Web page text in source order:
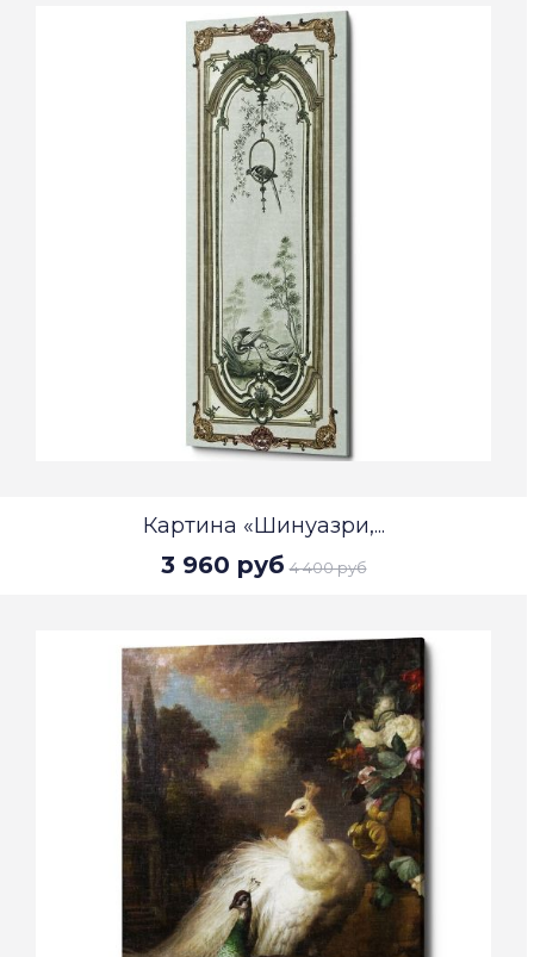
Картина «Шинуазри,...
3 960 руб 4 400 руб